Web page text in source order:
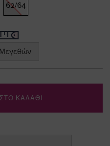
62/64
ΚΑΛΑΘΙ